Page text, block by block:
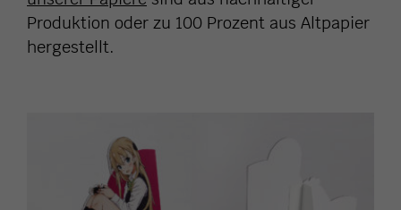
Produktion oder zu 100 Prozent aus Altpapier
hergestellt.